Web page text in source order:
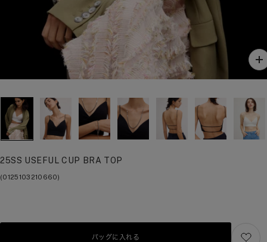
ズ
25SS USEFUL CUP BRA TOP
(0125103210660)
バッグに入れる